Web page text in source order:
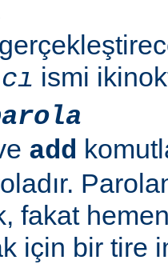
ismi
add
fakat
için bir tire